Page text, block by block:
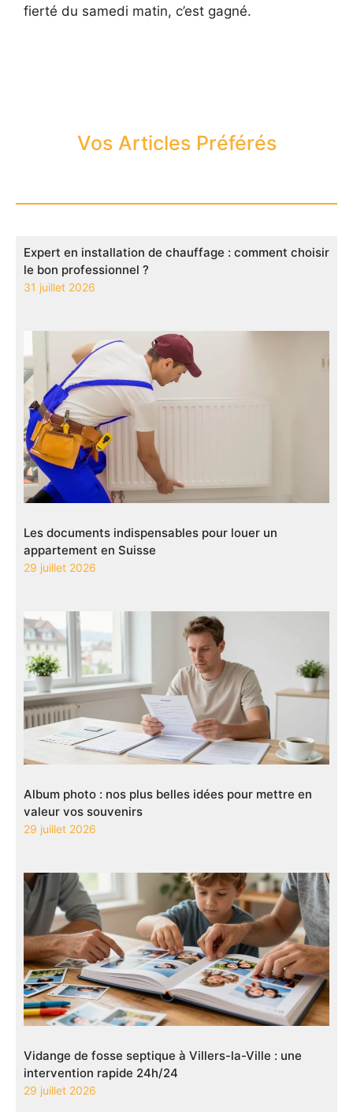
fierté du samedi matin, c’est gagné.
Vos Articles Préférés
Expert en installation de chauffage : comment choisir
le bon professionnel ?
31 juillet 2026
Les documents indispensables pour louer un
appartement en Suisse
29 juillet 2026
Album photo : nos plus belles idées pour mettre en
valeur vos souvenirs
29 juillet 2026
Vidange de fosse septique à Villers-la-Ville : une
intervention rapide 24h/24
29 juillet 2026